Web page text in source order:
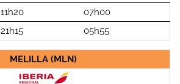
11h20
07h00
21h15 05h55
MELILLA (MLN)